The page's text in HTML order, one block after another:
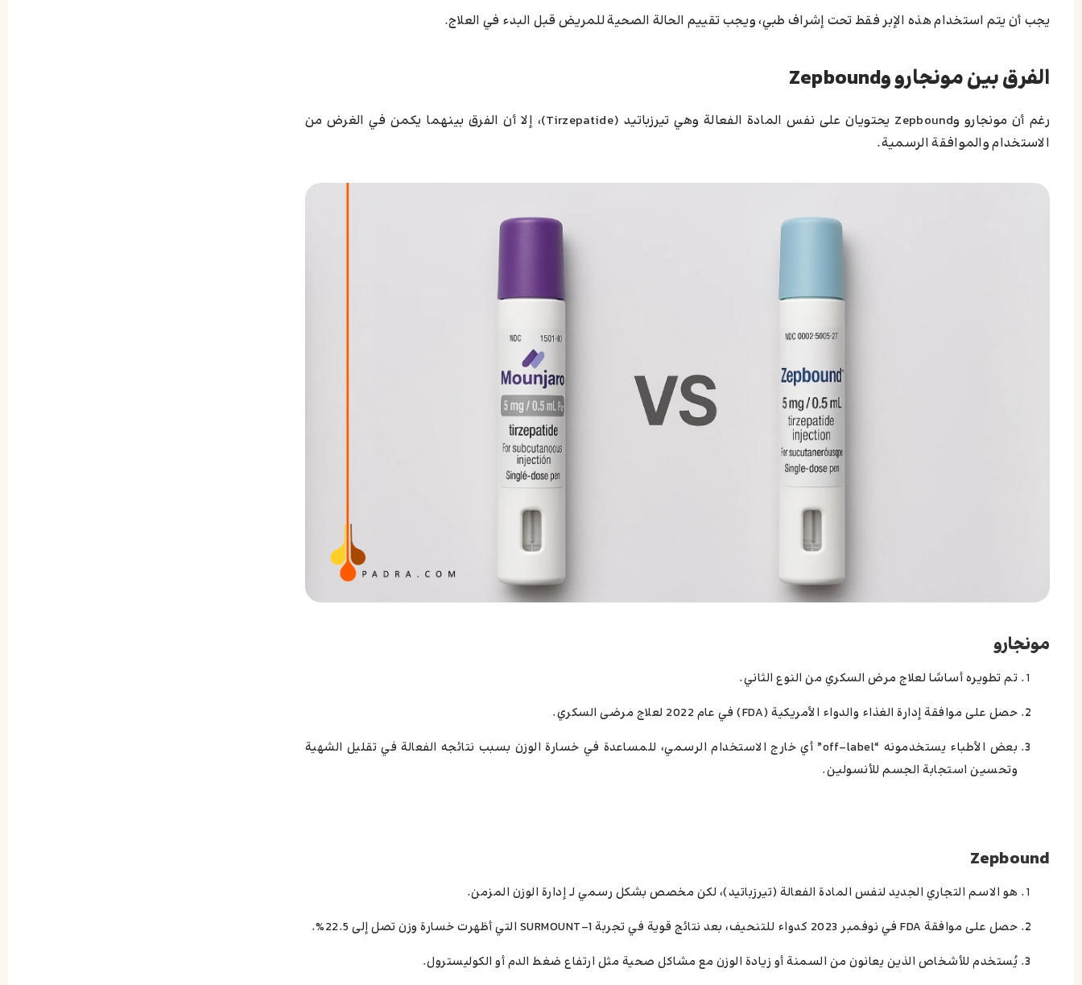
يجب أن يتم استخدام هذه الإبر فقط تحت إشراف طبي، ويجب تقييم الحالة الصحية للمريض قبل البدء في العلاج.
الفرق بين مونجارو وZepbound
رغم أن مونجارو وZepbound يحتويان على نفس المادة الفعالة وهي تيرزباتيد (Tirzepatide)، إلا أن الفرق بينهما يكمن في الغرض من
الاستخدام والموافقة الرسمية.
مونجارو
تم تطويره أساسًا لعلاج مرض السكري من النوع الثاني.
حصل على موافقة إدارة الغذاء والدواء الأمريكية (FDA) في عام 2022 لعلاج مرضى السکري.
بعض الأطباء يستخدمونه “off-label” أي خارج الاستخدام الرسمي، للمساعدة في خسارة الوزن بسبب نتائجه الفعالة في تقليل الشهية
وتحسين استجابة الجسم للأنسولين.
Zepbound
هو الاسم التجاري الجديد لنفس المادة الفعالة (تيرزباتيد)، لكن مخصص بشكل رسمي لـ إدارة الوزن المزمن.
حصل على موافقة FDA في نوفمبر 2023 كدواء للتنحيف، بعد نتائج قوية في تجربة SURMOUNT-1 التي أظهرت خسارة وزن تصل إلى 22.5%.
يُستخدم للأشخاص الذين يعانون من السمنة أو زيادة الوزن مع مشاكل صحية مثل ارتفاع ضغط الدم أو الكوليسترول.